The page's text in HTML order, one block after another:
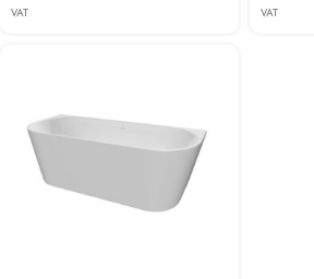
VAT
VAT